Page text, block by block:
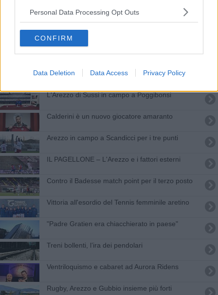
Personal Data Processing Opt Outs
CONFIRM
Data Deletion Data Access Privacy Policy
Arezzo, oggi al comunale contro il Trestina
Vittoria in trasferta a Rieti per l'Arezzo
Amaranto, il punto sul campionato
L'Arezzo di Sussi in campo a Poggibonsi
Calderini è un nuovo giocatore amaranto
Arezzo in campo a Scandicci per i tre punti
IL PAGELLONE – L'Arezzo e i fattori esterni
Contro il Badesse match point per il terzo posto
Vittoria all'esordio del Tennis femminile aretino
"Padre Gratien era chiacchierato in paese"
Treni bollenti, l’ira dei pendolari
Ventriloquismo e cabaret ad Aurora Ridens
Rugby, Arezzo e Gubbio insieme più forti